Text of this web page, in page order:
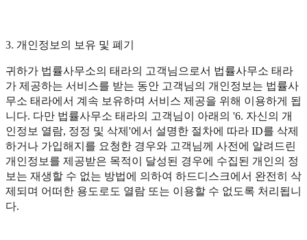
3. 개인정보의 보유 및 폐기
귀하가 법률사무소의 태라의 고객님으로서 법률사무소 태라
가 제공하는 서비스를 받는 동안 고객님의 개인정보는 법률사
무소 태라에서 계속 보유하며 서비스 제공을 위해 이용하게 됩
니다. 다만 법률사무소 태라의 고객님이 아래의 '6. 자신의 개
인정보 열람, 정정 및 삭제'에서 설명한 절차에 따라 ID를 삭제
하거나 가입해지를 요청한 경우와 고객님께 사전에 알려드린
개인정보를 제공받은 목적이 달성된 경우에 수집된 개인의 정
보는 재생할 수 없는 방법에 의하여 하드디스크에서 완전히 삭
제되며 어떠한 용도로도 열람 또는 이용할 수 없도록 처리됩니
다.